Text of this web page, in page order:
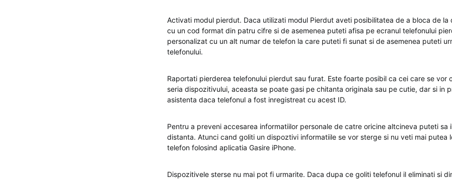
Activati modul pierdut. Daca utilizati modul Pierdut aveti posibilitatea de a bloca de la
cu un cod format din patru cifre si de asemenea puteti afisa pe ecranul telefonului
personalizat cu un alt numar de telefon la care puteti fi sunat si de asemenea puteti
telefonului.
Raportati pierderea telefonului pierdut sau furat. Este foarte posibil ca cei care se vor
seria dispozitivului, aceasta se poate gasi pe chitanta originala sau pe cutie, dar si in
asistenta daca telefonul a fost inregistreat cu acest ID.
Pentru a preveni accesarea informatiilor personale de catre oricine altcineva puteti sa
distanta. Atunci cand goliti un dispoztivi informatiile se vor sterge si nu veti mai putea
telefon folosind aplicatia Gasire iPhone.
Dispozitivele sterse nu mai pot fi urmarite. Daca dupa ce goliti telefonul il eliminati si